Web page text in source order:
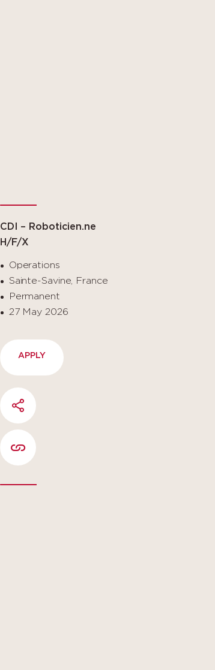
CDI – Roboticien.ne
H/F/X
Operations
Sainte-Savine, France
Permanent
27 May 2026
APPLY
SHARE
COPIER L'URL DE LA PAGE